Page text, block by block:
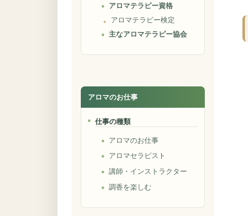
アロマテラピー資格
アロマテラピー検定
主なアロマテラピー協会
アロマのお仕事
仕事の種類
アロマのお仕事
アロマセラピスト
講師・インストラクター
調香を楽しむ